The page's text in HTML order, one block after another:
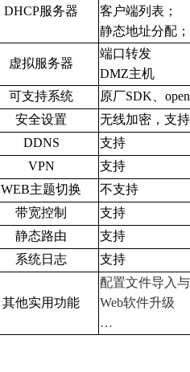
DHCP服务器
客户端列表；
静态地址分配；
虚拟服务器
端口转发
DMZ主机
可支持系统
原厂SDK、
安全设置
无线加密，支
DDNS
支持
VPN
支持
WEB主题切换
不支持
带宽控制
支持
静态路由
支持
系统日志
支持
其他实用功能
配置文件导入
Web软件升级
…